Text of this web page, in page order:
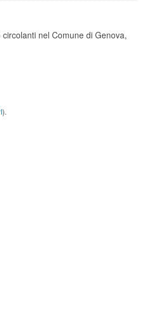
nel Comune di Genova,
).